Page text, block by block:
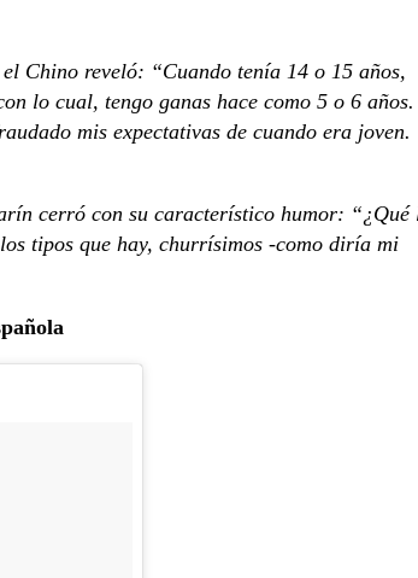
Chino reveló: “Cuando tenía 14 o 15 años,
lo cual, tengo ganas hace como 5 o 6 años.
mis expectativas de cuando era joven.
cerró con su característico humor: “¿Qué
tipos que hay, churrísimos -como diría mi